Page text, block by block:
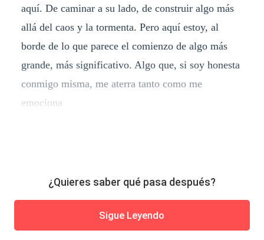
aquí. De caminar a su lado, de construir algo más
allá del caos y la tormenta. Pero aquí estoy, al
borde de lo que parece el comienzo de algo más
grande, más significativo. Algo que, si soy honesta
conmigo misma, me aterra tanto como me
emociona
¿Quieres saber qué pasa después?
Sigue Leyendo